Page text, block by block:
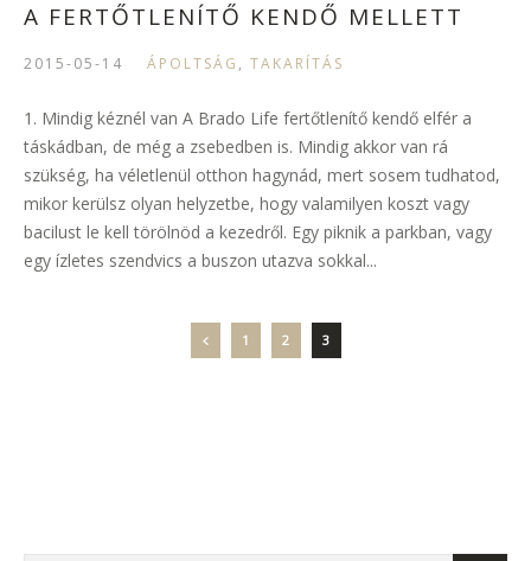
A FERTŐTLENÍTŐ KENDŐ MELLETT
2015-05-14 ÁPOLTSÁG , TAKARÍTÁS
1. Mindig kéznél van A Brado Life fertőtlenítő kendő elfér a
táskádban, de még a zsebedben is. Mindig akkor van rá
szükség, ha véletlenül otthon hagynád, mert sosem tudhatod,
mikor kerülsz olyan helyzetbe, hogy valamilyen koszt vagy
bacilust le kell törölnöd a kezedről. Egy piknik a parkban, vagy
egy ízletes szendvics a buszon utazva sokkal...
1 2 3